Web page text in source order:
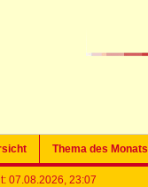
Thema des Monats
07.08.2026, 23:07